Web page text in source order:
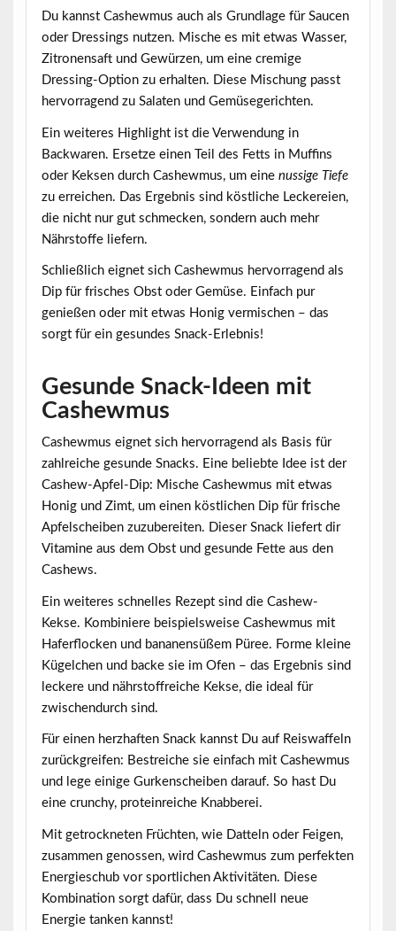
Du kannst Cashewmus auch als Grundlage für Saucen
oder Dressings nutzen. Mische es mit etwas Wasser,
Zitronensaft und Gewürzen, um eine cremige
Dressing-Optionzu erhalten. Diese Mischung passt
hervorragend zu Salaten und Gemüsegerichten.
Ein weiteres Highlight ist die Verwendung in
Backwaren. Ersetze einen Teil des Fetts in Muffins
oder Keksen durch Cashewmus, um eine nussige Tiefe
zu erreichen. Das Ergebnis sind köstliche Leckereien,
die nicht nur gut schmecken, sondern auch mehr
Nährstoffe liefern.
Schließlich eignet sich Cashewmus hervorragend als
Dip für frisches Obst oder Gemüse. Einfach pur
genießen oder mit etwas Honig vermischen – das
sorgt für ein gesundes Snack-Erlebnis!
Gesunde Snack-Ideen mit
Cashewmus
Cashewmus eignet sich hervorragend als Basis für
zahlreiche gesunde Snacks. Eine beliebte Idee ist der
Cashew-Apfel-Dip: Mische Cashewmus mit etwas
Honig und Zimt, um einen köstlichen Dip für frische
Apfelscheiben zuzubereiten. Dieser Snack liefert dir
Vitamine aus dem Obst und gesunde Fette aus den
Cashews.
Ein weiteres schnelles Rezept sind die Cashew-
Kekse. Kombiniere beispielsweise Cashewmus mit
Haferflocken und bananensüßem Püree. Forme kleine
Kügelchen und backe sie im Ofen – das Ergebnis sind
leckere und nährstoffreiche Kekse, die ideal für
zwischendurch sind.
Für einen herzhaften Snack kannst Du auf Reiswaffeln
zurückgreifen: Bestreiche sie einfach mit Cashewmus
und lege einige Gurkenscheiben darauf. So hast Du
eine crunchy, proteinreiche Knabberei.
Mit getrockneten Früchten, wie Datteln oder Feigen,
zusammen genossen, wird Cashewmus zum perfekten
Energieschub vor sportlichen Aktivitäten. Diese
Kombination sorgt dafür, dass Du schnell neue
Energie tanken kannst!